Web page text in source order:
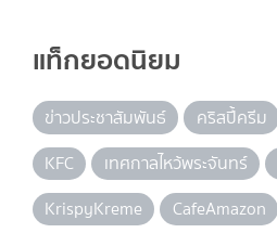
แท็กยอดนิยม
ข่าวประชาสัมพันธ์ คริสปี้ครีม
KFC
เทศกาลไหว้พระจันทร์
KrispyKreme
CafeAmazon